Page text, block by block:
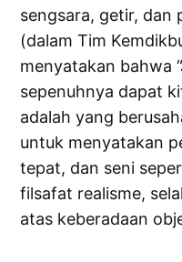
sengsara, getir, dan
(dalam Tim
menyatakan bahwa
sepenuhnya dapat
adalah yang
untuk menyatakan
tepat, dan seni
filsafat realisme,
atas keberadaan